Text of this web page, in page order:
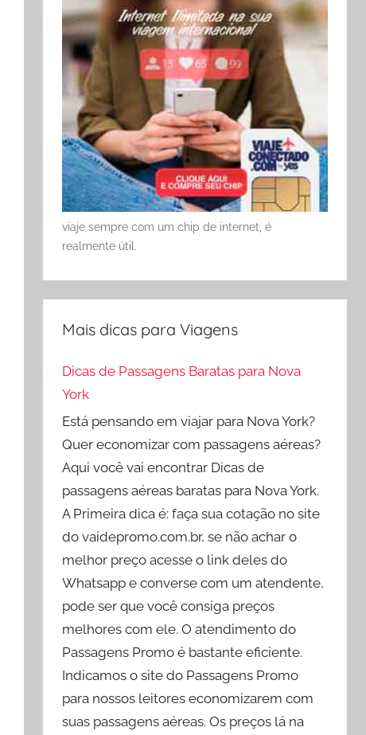
viaje sempre com um chip de internet, é
realmente útil.
Mais dicas para Viagens
Dicas de Passagens Baratas para Nova
York
Está pensando em viajar para Nova York?
Quer economizar com passagens aéreas?
Aqui você vai encontrar Dicas de
passagens aéreas baratas para Nova York.
A Primeira dica é: faça sua cotação no site
do vaidepromo.com.br, se não achar o
melhor preço acesse o link deles do
Whatsapp e converse com um atendente,
pode ser que você consiga preços
melhores com ele. O atendimento do
Passagens Promo é bastante eficiente.
Indicamos o site do Passagens Promo
para nossos leitores economizarem com
suas passagens aéreas. Os preços lá na